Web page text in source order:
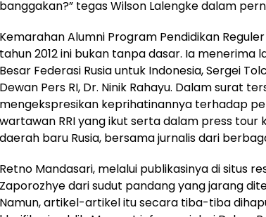
banggakan?” tegas Wilson Lalengke dalam
Kemarahan Alumni Program Pendidikan
tahun 2012 ini bukan tanpa dasar. Ia menerima
Besar Federasi Rusia untuk Indonesia, Sergei
Dewan Pers RI, Dr. Ninik Rahayu. Dalam surat
mengekspresikan keprihatinannya terhadap
wartawan RRI yang ikut serta dalam press tour
daerah baru Rusia, bersama jurnalis dari
Retno Mandasari, melalui publikasinya di situs
Zaporozhye dari sudut pandang yang jarang
Namun, artikel-artikel itu secara tiba-tiba